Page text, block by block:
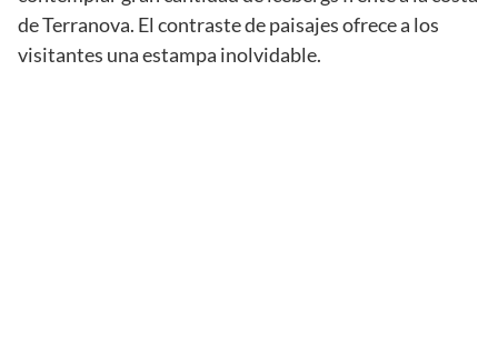
de Terranova. El contraste de paisajes ofrece a los
visitantes una estampa inolvidable.